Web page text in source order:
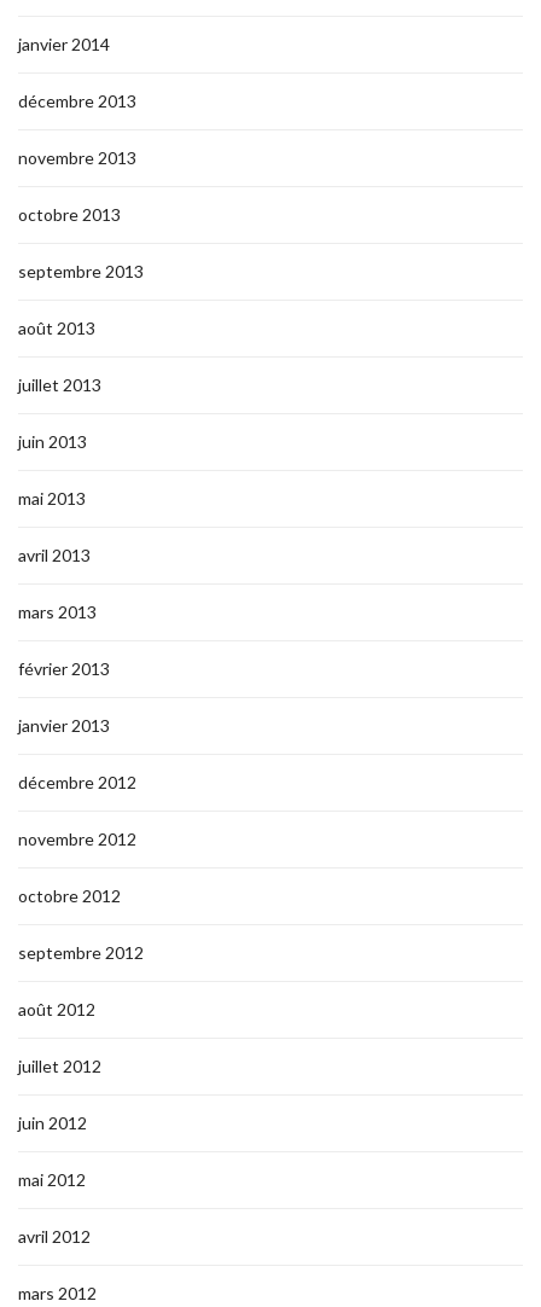
janvier 2014
décembre 2013
novembre 2013
octobre 2013
septembre 2013
août 2013
juillet 2013
juin 2013
mai 2013
avril 2013
mars 2013
février 2013
janvier 2013
décembre 2012
novembre 2012
octobre 2012
septembre 2012
août 2012
juillet 2012
juin 2012
mai 2012
avril 2012
mars 2012